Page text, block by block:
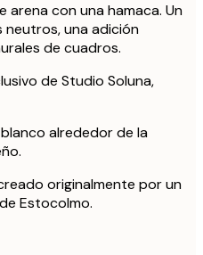
arena con una hamaca. Un
neutros, una adición
de cuadros.
de Studio Soluna,
alrededor de la
originalmente por un
Estocolmo.